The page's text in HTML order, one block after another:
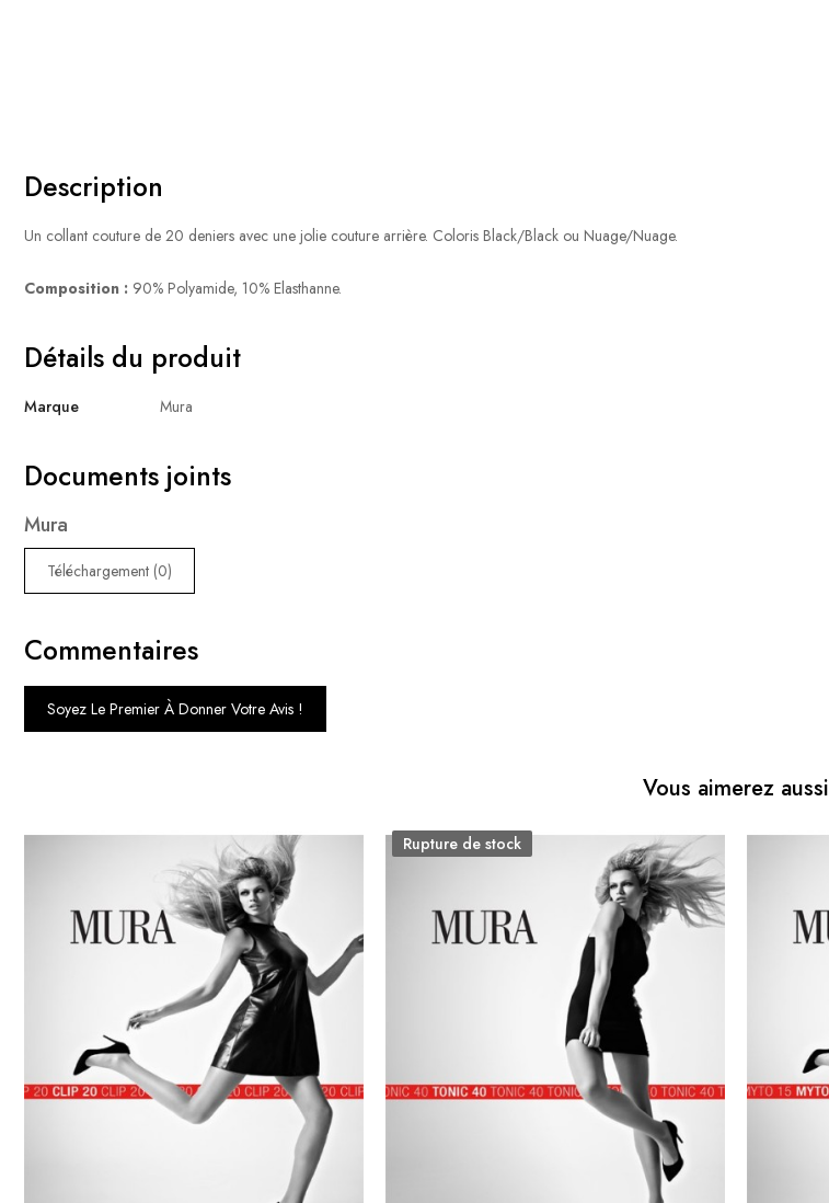
Description
Un collant couture de 20 deniers avec une jolie couture arrière. Coloris Black/Black ou Nuage/Nuage.
Composition : 90% Polyamide, 10% Elasthanne.
Détails du produit
Marque Mura
Documents joints
Mura
Téléchargement (0)
Commentaires
Soyez Le Premier À Donner Votre Avis !
Vous aimerez aussi
Rupture de stock